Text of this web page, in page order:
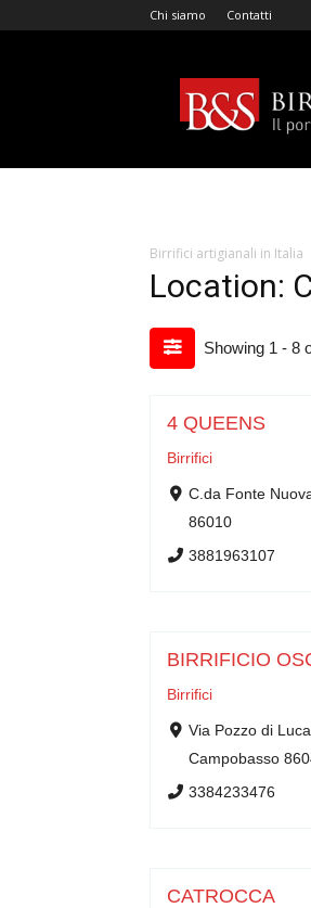
Chi siamo Contatti
&
Sound
Birrifici artigianali in Italia
Location:
Showing 1 - 8
4 QUEENS
Birrifici
C.da Fonte
86010
3881963107
BIRRIFICIO
Birrifici
Via Pozzo di
Campobasso
3384233476
CATROCCA